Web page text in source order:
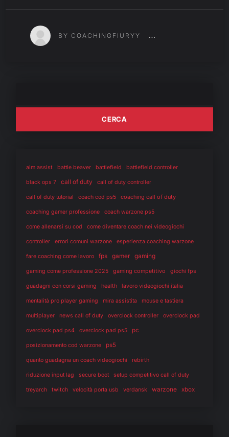
BY COACHINGFIURYY
aim assist battle beaver battlefield battlefield controller
black ops 7 call of duty call of duty controller
call of duty tutorial coach cod ps5 coaching call of duty
coaching gamer professione coach warzone ps5
come allenarsi su cod come diventare coach nei videogiochi
controller errori comuni warzone esperienza coaching warzone
fare coaching come lavoro fps gamer gaming
gaming come professione 2025 gaming competitivo giochi fps
guadagni con corsi gaming health lavoro videogiochi italia
mentalità pro player gaming mira assistita mouse e tastiera
multiplayer news call of duty overclock controller overclock pad
overclock pad ps4 overclock pad ps5 pc
posizionamento cod warzone ps5
quanto guadagna un coach videogiochi rebirth
riduzione input lag secure boot setup competitivo call of duty
treyarch twitch velocità porta usb verdansk warzone xbox